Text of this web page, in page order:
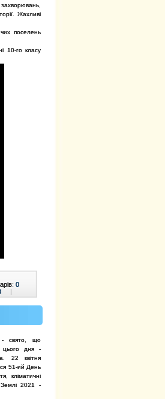
Жахливі
поселень
10-го класу
0
|
- свято, що
цього дня -
22 квітня
51-ий День
кліматичні
2021 -